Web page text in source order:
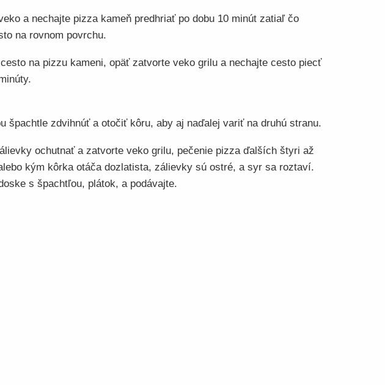
a nechajte pizza kameň predhriať po dobu 10 minút zatiaľ čo
na rovnom povrchu.
na pizzu kameni, opäť zatvorte veko grilu a nechajte cesto piecť
špachtle zdvihnúť a otočiť kôru, aby aj naďalej variť na druhú stranu.
ochutnať a zatvorte veko grilu, pečenie pizza ďalších štyri až
kým kôrka otáča dozlatista, zálievky sú ostré, a syr sa roztaví.
s špachtľou, plátok, a podávajte.